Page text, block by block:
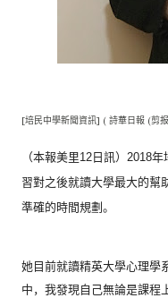
[培民中學新聞資訊] ( 詩華日報 (剪
（本報美里12日訊）2018
習對之後就讀大學最大的幫
準確的時間規劃。
她目前就讀精英大學心理學
中， 我發現自己無論是課程